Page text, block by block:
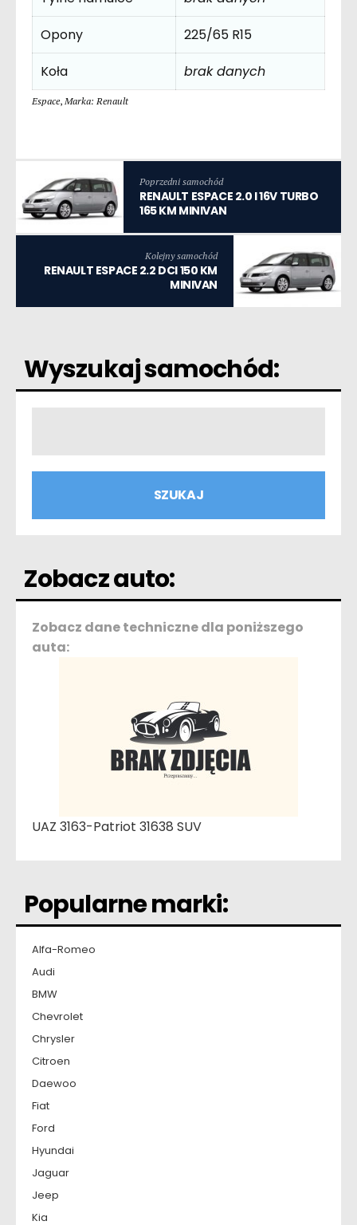
Opony
225/65 R15
Koła
brak danych
Espace, Marka: Renault
Poprzedni samochód
RENAULT ESPACE 2.0 I 16V TURBO
165 KM MINIVAN
Kolejny samochód
RENAULT ESPACE 2.2 DCI 150 KM
MINIVAN
Wyszukaj samochód:
Zobacz auto:
Zobacz dane techniczne dla poniższego
auta:
UAZ 3163-Patriot 31638 SUV
Popularne marki:
Alfa-Romeo
Audi
BMW
Chevrolet
Chrysler
Citroen
Daewoo
Fiat
Ford
Hyundai
Jaguar
Jeep
Kia